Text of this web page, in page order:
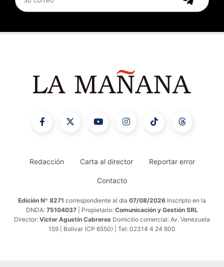
Redacción Carta al director Reportar error
Contacto
Edición Nº 8271 correspondiente al día 07/08/2026 Inscripto en la
DNDA: 75104037 | Propietario: Comunicación y Gestión SRL
Director: Victor Agustín Cabreros Domicilio comercial: Av. Venezuela
159 | Bolívar (CP 6550) | Tel: 02314 4 24 600